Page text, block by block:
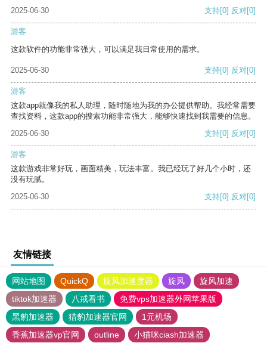
2025-06-30
支持[0] 反对[0]
游客
这款软件的功能非常强大，可以满足我日常使用的需求。
2025-06-30 支持[0] 反对[0]
游客
这款app就像我的私人助理，随时随地为我的办公提供帮助。我经常需要
查找资料，这款app的搜索功能非常强大，能够快速找到我需要的信息。
2025-06-30
支持[0] 反对[0]
游客
这款游戏非常好玩，画面精美，玩法丰富。我已经玩了好几个小时，还
没有玩腻。
2025-06-30
支持[0] 反对[0]
友情链接
网站地图 QuickQ 旋风加速度器 旋风
旋风加速
tiktok加速器
八戒看书
免费vps加速器外网苹果版
黑豹加速器
猎豹加速器官网
1元机场
香蕉加速器vp官网
outline 小猫咪ciash加速器